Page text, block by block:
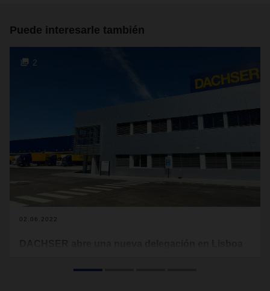
Puede interesarle también
2
02.06.2022